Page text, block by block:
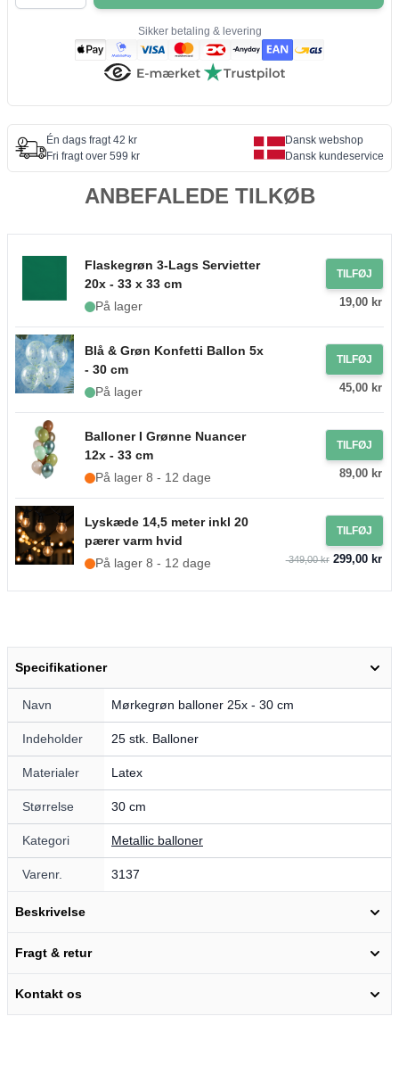
Sikker betaling & levering
Én dags fragt 42 kr
Fri fragt over 599 kr
Dansk webshop
Dansk kundeservice
ANBEFALEDE TILKØB
Flaskegrøn 3-Lags Servietter
20x - 33 x 33 cm
På lager
TILFØJ
19,00 kr
Blå & Grøn Konfetti Ballon 5x
- 30 cm
På lager
TILFØJ
45,00 kr
Balloner I Grønne Nuancer
12x - 33 cm
På lager 8 - 12 dage
TILFØJ
89,00 kr
Lyskæde 14,5 meter inkl 20
pærer varm hvid
På lager 8 - 12 dage
TILFØJ
349,00 kr299,00 kr
Specifikationer
Navn Mørkegrøn balloner 25x - 30 cm
Indeholder 25 stk. Balloner
Materialer Latex
Størrelse 30 cm
Kategori Metallic balloner
Varenr. 3137
Beskrivelse
Fragt & retur
Kontakt os